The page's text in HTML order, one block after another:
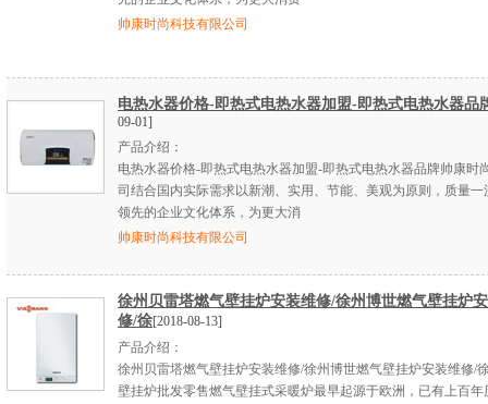
帅康时尚科技有限公司
电热水器价格-即热式电热水器加盟-即热式电热水器品
09-01]
产品介绍：
电热水器价格-即热式电热水器加盟-即热式电热水器品牌帅康时
司结合国内实际需求以新潮、实用、节能、美观为原则，质量一
领先的企业文化体系，为更大消
帅康时尚科技有限公司
徐州贝雷塔燃气壁挂炉安装维修/徐州博世燃气壁挂炉
修/徐[2018-08-13]
产品介绍：
徐州贝雷塔燃气壁挂炉安装维修/徐州博世燃气壁挂炉安装维修/
壁挂炉批发零售燃气壁挂式采暖炉最早起源于欧洲，已有上百年